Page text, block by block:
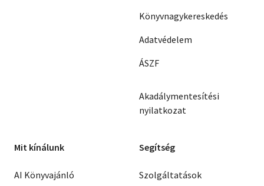
Könyvnagykereskedés
Adatvédelem
ÁSZF
Akadálymentesítési
nyilatkozat
Mit kínálunk
AI Könyvajánló
Segítség
Szolgáltatások